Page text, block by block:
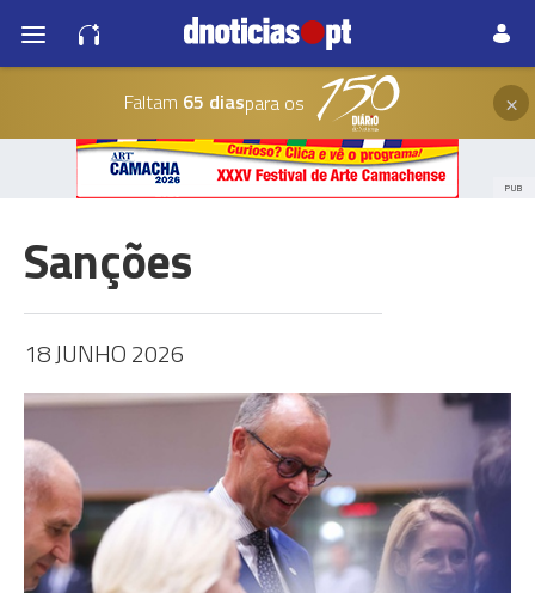
Faltam 65 diaspara os ×
PUB
Sanções
18 JUNHO 2026